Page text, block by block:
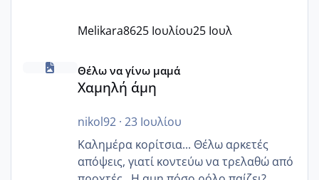
Melikara8625 Ιουλίου25 Ιουλ
Χαμηλή άμη
Θέλω να γίνω μαμά
Χαμηλή άμη
nikol92· 23 Ιουλίου
Καλημέρα κορίτσια... Θέλω αρκετές
απόψεις, γιατί κοντεύω να τρελαθώ από